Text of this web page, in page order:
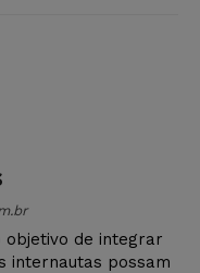
objetivo de integrar
internautas possam